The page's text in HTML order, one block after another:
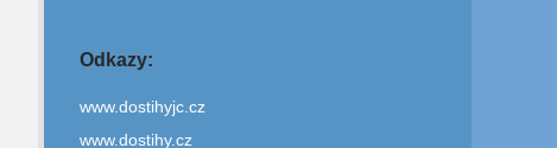
Odkazy:
www.dostihyjc.cz
www.dostihy.cz